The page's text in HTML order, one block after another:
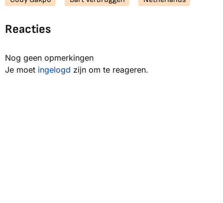
Reacties
Nog geen opmerkingen
Je moet ingelogd zijn om te reageren.